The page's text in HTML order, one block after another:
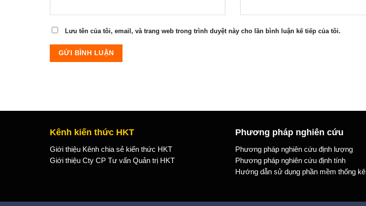
Lưu tên của tôi, email, và trang web trong trình duyệt này cho lần bình luận kế tiếp của tôi.
Kênh kiến thức HKT
Giới thiệu Kênh chia sẻ kiến thức HKT
Giới thiệu Cty CP Tư vấn Quản trị HKT
Phương pháp nghiên cứu
Phương pháp nghiên cứu định lượng
Phương pháp nghiên cứu định tính
Hướng dẫn sử dụng phần mềm thống kê